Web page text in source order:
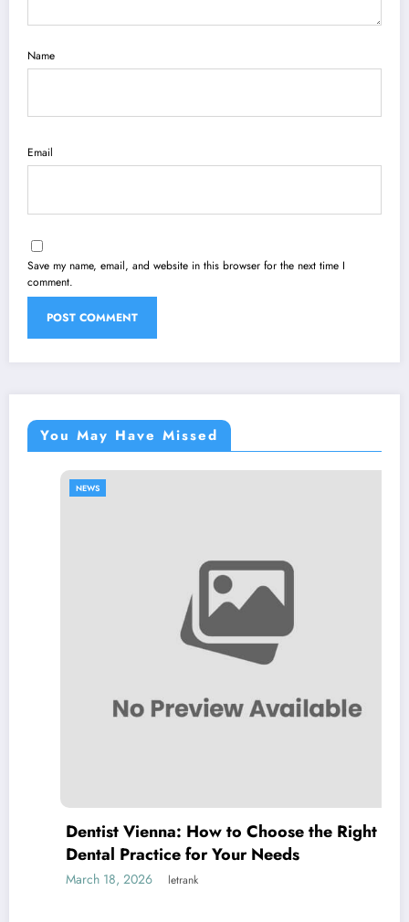
Name
Email
Save my name, email, and website in this browser for the next time I
comment.
You May Have Missed
Dentist Vienna: How to Choose the Right
Dental Practice for Your Needs
March 18, 2026 letrank